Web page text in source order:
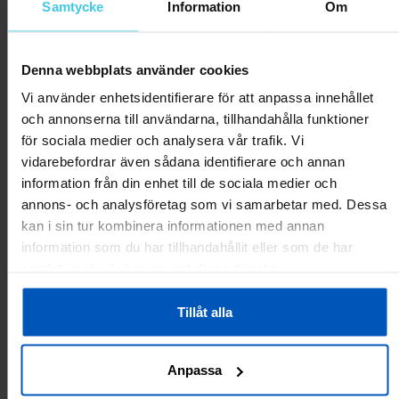
Samtycke Information Om
Denna webbplats använder cookies
Vi använder enhetsidentifierare för att anpassa innehållet
och annonserna till användarna, tillhandahålla funktioner
för sociala medier och analysera vår trafik. Vi
vidarebefordrar även sådana identifierare och annan
information från din enhet till de sociala medier och
annons- och analysföretag som vi samarbetar med. Dessa
kan i sin tur kombinera informationen med annan
information som du har tillhandahållit eller som de har
Tillåt alla
Anpassa
käyttöohje puuttuu..
Lyhyenkin käytön perusteella vaikuttaa pätevältä laitteelta.
esim. tasapainotyynyn. Sopii hyvin näin iäkkäämmälle ihmiselle.
Ongelmana on käyttöohjeen puute . Sitä tarvittaisiin erityisesti
näytön ohjelmoinnissa.Pyysin sellaista asiakaspalvelusta,
mutten saanut vastausta. En tiedä miten testinappulasta saisi
jonkun tuloksen.
detta
till
hjälp?
02.01.2025